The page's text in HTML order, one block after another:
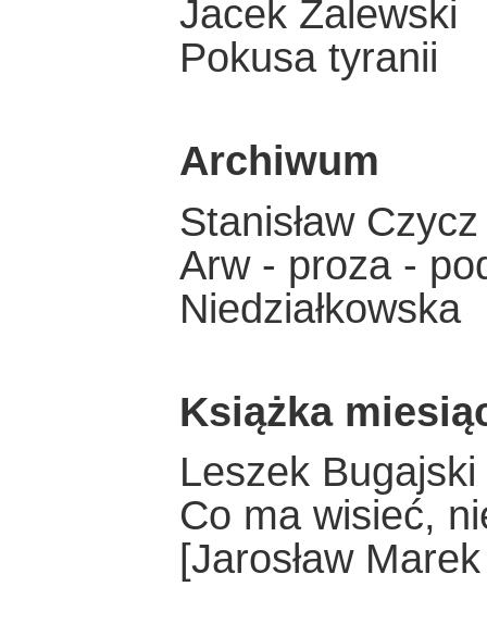
Jacek Zalewski
Pokusa tyranii
Archiwum
Stanisław Czycz
Arw - proza -
Niedziałkowska
Książka
Leszek Bugajski
Co ma wisieć,
[Jarosław